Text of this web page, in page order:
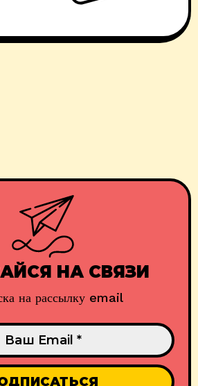
НА СВЯЗИ
на рассылку email